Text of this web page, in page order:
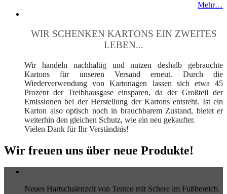
Mehr…
WIR SCHENKEN KARTONS EIN ZWEITES
LEBEN...
Wir handeln nachhaltig und nutzen deshalb gebrauchte
Kartons für unseren Versand erneut. Durch die
Wiederverwendung von Kartonagen lassen sich etwa 45
Prozent der Treibhausgase einsparen, da der Großteil der
Emissionen bei der Herstellung der Kartons entsteht. Ist ein
Karton also optisch noch in brauchbarem Zustand, bietet er
weiterhin den gleichen Schutz, wie ein neu gekaufter.
Vielen Dank für Ihr Verständnis!
Wir freuen uns über neue Produkte!
Neues Hartschalenzelt von Tentco mit Schere im Fußbereich.